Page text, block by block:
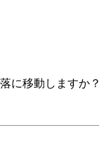
に移動しますか？